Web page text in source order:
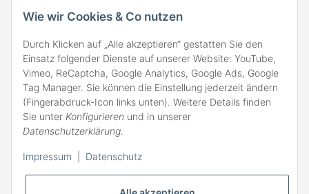
Wie wir Cookies & Co nutzen
Durch Klicken auf „Alle akzeptieren“ gestatten Sie den
Einsatz folgender Dienste auf unserer Website: YouTube,
Vimeo, ReCaptcha, Google Analytics, Google Ads, Google
Tag Manager. Sie können die Einstellung jederzeit ändern
(Fingerabdruck-Icon links unten). Weitere Details finden
Sie unter Konfigurieren und in unserer
Datenschutzerklärung.
Impressum Datenschutz
ZAHLARTEN